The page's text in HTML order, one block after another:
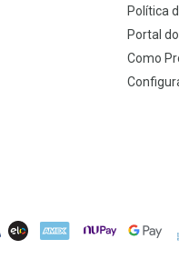
Política
Portal
Como
ELO AMEX NuPay Google